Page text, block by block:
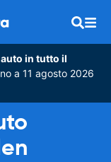
in tutto il
a 11 agosto 2026